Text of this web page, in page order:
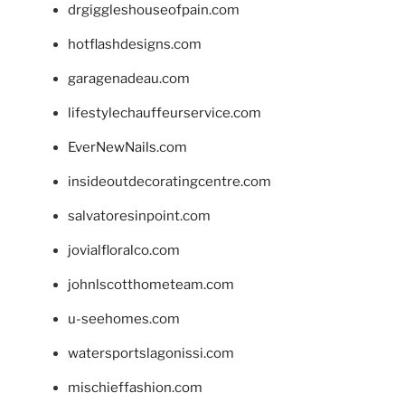
drgiggleshouseofpain.com
hotflashdesigns.com
garagenadeau.com
lifestylechauffeurservice.com
EverNewNails.com
insideoutdecoratingcentre.com
salvatoresinpoint.com
jovialfloralco.com
johnlscotthometeam.com
u-seehomes.com
watersportslagonissi.com
mischieffashion.com